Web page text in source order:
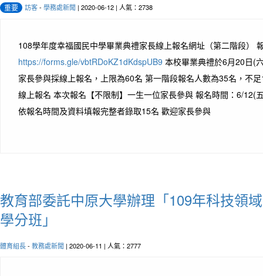
重要 訪客- 學務處新聞 | 2020-06-12 | 人氣：2738
108學年度幸福國民中學畢業典禮家長線上報名網址（第二階段）
https://forms.gle/vbtRDoKZ1dKdspUB9 本校畢業典禮於6月20日(
家長參與採線上報名，上限為60名 第一階段報名人數為35名，不
線上報名 本次報名【不限制】一生一位家長參與 報名時間：6/12(
依報名時間及資料填報完整者錄取15名 歡迎家長參與
教育部委託中原大學辦理「109年科技領
學分班」
體育組長- 教務處新聞 | 2020-06-11 | 人氣：2777